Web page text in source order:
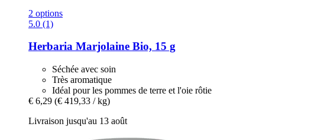
2 options
5.0 (1)
Herbaria Marjolaine Bio, 15 g
Séchée avec soin
Très aromatique
Idéal pour les pommes de terre et l'oie rôtie
€ 6,29 (€ 419,33 / kg)
Livraison jusqu'au 13 août